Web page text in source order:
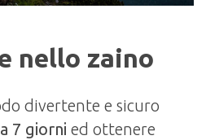
nello zaino
divertente e sicuro
7 giorni ed ottenere